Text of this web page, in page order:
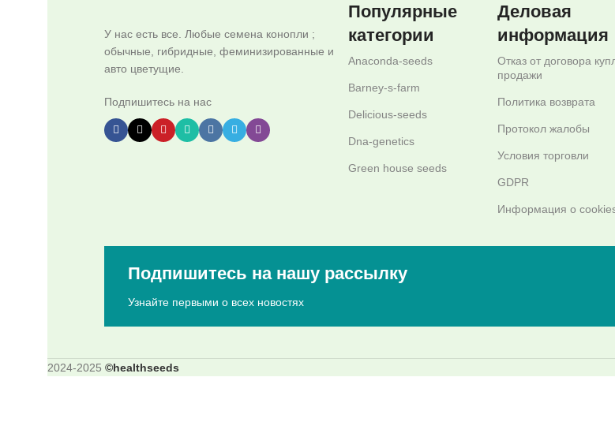
У нас есть все. Любые семена конопли ;
обычные, гибридные, феминизированные и
авто цветущие.
Подпишитесь на нас
Популярные
категории
Anaconda-seeds
Barney-s-farm
Delicious-seeds
Dna-genetics
Green house seeds
Деловая
информация
Отказ от договора
продажи
Политика возврата
Протокол жалобы
Условия торговли
GDPR
Информация о
Подпишитесь на нашу рассылку
Узнайте первыми о всех новостях
2024-2025 ©healthseeds